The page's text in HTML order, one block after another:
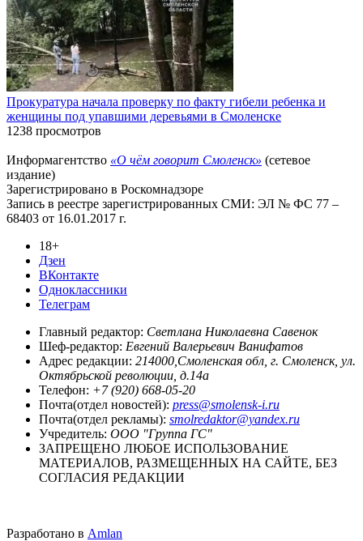
Прокуратура начала проверку по факту гибели ребенка и
женщины под упавшими деревьями в Смоленске
1238 просмотров
Информагентство «О чём говорит Смоленск» (сетевое
издание)
Зарегистрировано в Роскомнадзоре
Запись в реестре зарегистрированных СМИ: ЭЛ № ФС 77 –
68403 от 16.01.2017 г.
18+
Дзен
ВКонтакте
Одноклассники
Телеграм
Главный редактор: Светлана Николаевна Савенок
Шеф-редактор: Евгений Валерьевич Ванифатов
Адрес редакции: 214000,Смоленская обл, г. Смоленск, ул.
Октябрьской революции, д.14а
Телефон: +7 (920) 668-05-20
Почта(отдел новостей): press@smolensk-i.ru
Почта(отдел рекламы): smolredaktor@yandex.ru
Учредитель: ООО "Группа ГС"
ЗАПРЕЩЕНО ЛЮБОЕ ИСПОЛЬЗОВАНИЕ
МАТЕРИАЛОВ, РАЗМЕЩЕННЫХ НА САЙТЕ, БЕЗ
СОГЛАСИЯ РЕДАКЦИИ
Разработано в Amlan